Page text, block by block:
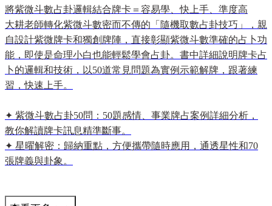
將紫微斗數占卦邏輯結合牌卡＝容易學、快上手、準度高
大耕老師轉化紫微斗數密而不傳的「隨機取數占卦技巧」，親
自設計紫微牌卡和獨創牌陣，直接彰顯紫微斗數準確的占卜功
能，即使是命理小白也能輕鬆學會占卦。書中詳細說明牌卡占
卜的邏輯和技術，以50道常見問題為實例示範解牌，跟著練
習，快速上手。
✦ 紫微斗數占卦50問：50題感情、事業牌占案例詳細分析，
教你解讀牌卡訊息精準斷事。
✦ 星曜解密：歸納重點，方便攜帶隨時應用，通透星性和70